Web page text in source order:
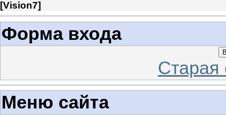
[Vision7]
Форма входа
Меню сайта